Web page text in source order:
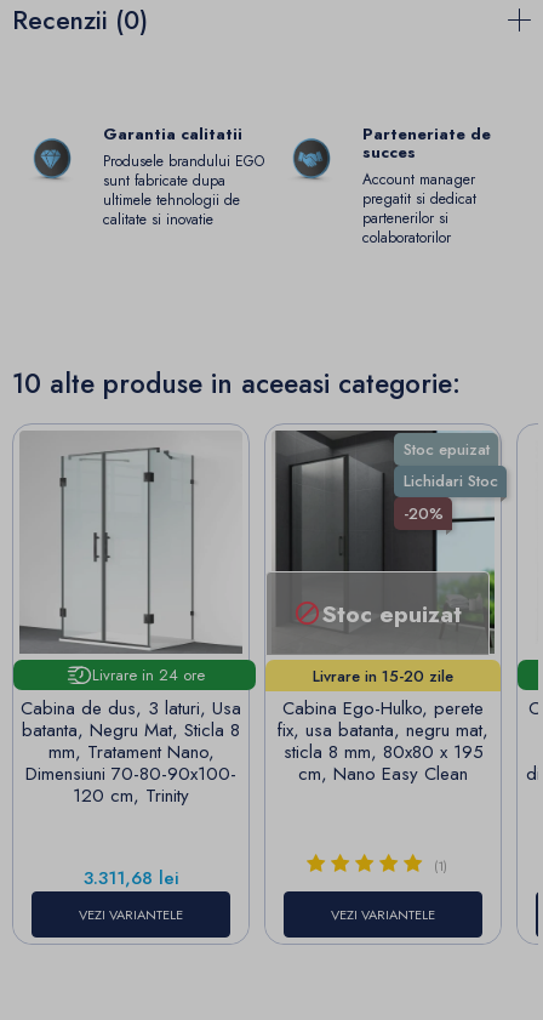
Recenzii (0)
Garantia calitatii
Produsele brandului EGO
sunt fabricate dupa
ultimele tehnologii de
calitate si inovatie
Parteneriate de
succes
Account manager
pregatit si dedicat
partenerilor si
colaboratorilor
10 alte produse in aceeasi categorie:
Livrare in 24 ore
Cabina de dus, 3 laturi, Usa
batanta, Negru Mat, Sticla 8
mm, Tratament Nano,
Dimensiuni 70-80-90x100-
120 cm, Trinity
Pret
3.311,68 lei
VEZI VARIANTELE
Stoc epuizat
Lichidari Stoc
-20%
Stoc epuizat
Livrare in 15-20 zile
lucrătoare!
Cabina Ego-Hulko, perete
fix, usa batanta, negru mat,
sticla 8 mm, 80x80 x 195
cm, Nano Easy Clean
(1)
VEZI VARIANTELE